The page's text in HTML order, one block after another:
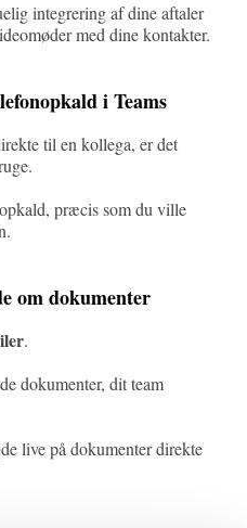
integrering af dine aftaler
med dine kontakter.
i Teams
til en kollega, er det
præcis som du ville
om dokumenter
.
dokumenter, dit team
live på dokumenter direkte